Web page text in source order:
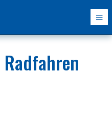
Radfahren